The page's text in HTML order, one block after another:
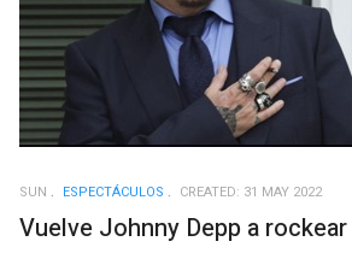
SUN ESPECTÁCULOS CREATED: 31 MAY 2022
Vuelve Johnny Depp a rockear